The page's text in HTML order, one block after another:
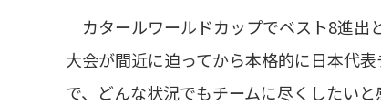
カタールワールドカップでベスト8進出
大会が間近に迫ってから本格的に日本代
で、どんな状況でもチームに尽くしたい